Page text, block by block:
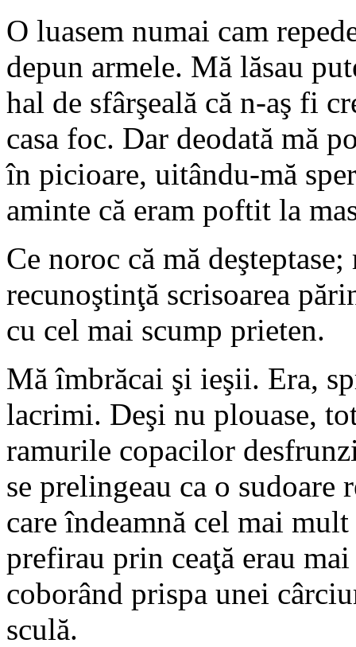
O luasem numai cam
depun armele. Mă lăsau
hal de sfârşeală că n-aş fi
casa foc. Dar deodată mă
în picioare, uitându-mă
aminte că eram poftit la
Ce noroc că mă
recunoştinţă scrisoarea
cu cel mai scump prieten.
Mă îmbrăcai şi ieşii. Era,
lacrimi. Deşi nu plouase,
ramurile copacilor
se prelingeau ca o
care îndeamnă cel mai
prefirau prin ceaţă erau
coborând prispa unei
sculă.